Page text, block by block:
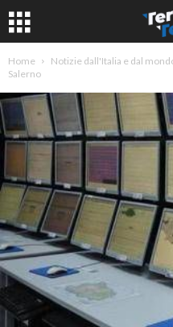
Home Notizie dall'Italia e dal
Salerno